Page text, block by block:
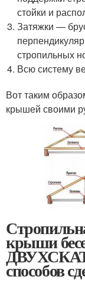
стойки и
Затяжки —
стропильных
Всю систему
Вот таким
крышей своими
крыши
способов